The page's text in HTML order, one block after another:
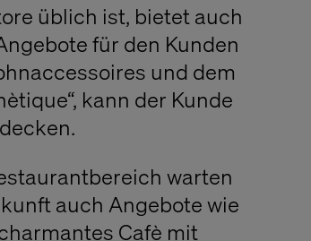
üblich ist, bietet auch
für den Kunden
und dem
kann der Kunde
warten
auch Angebote wie
Cafè mit